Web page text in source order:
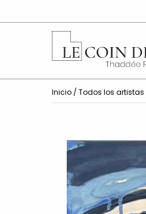
Inicio / Todos los artistas